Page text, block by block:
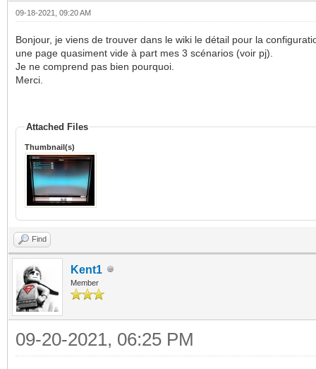
09-18-2021, 09:20 AM
Bonjour, je viens de trouver dans le wiki le détail pour la
une page quasiment vide à part mes 3 scénarios (voir pj).
Je ne comprend pas bien pourquoi.
Merci.
Attached Files
Thumbnail(s)
Find
Kent1
Member
09-20-2021, 06:25 PM